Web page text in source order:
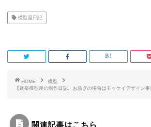
c
e
o
k
i
t
r
模型屋日記
HOME
模型
【建築模型屋の制作日記。お急ぎの場合はモッケイデザイン事
関連記事はこちら